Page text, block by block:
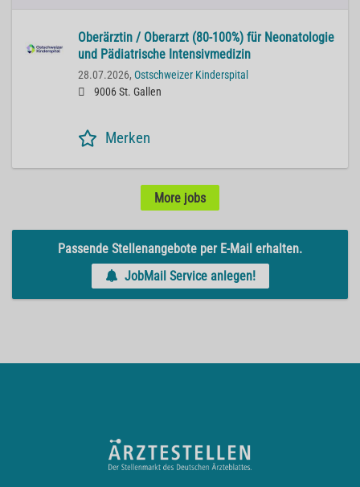
Oberärztin / Oberarzt (80-100%) für Neonatologie
und Pädiatrische Intensivmedizin
28.07.2026, Ostschweizer Kinderspital
9006 St. Gallen
Merken
More jobs
Passende Stellenangebote per E-Mail erhalten.
JobMail Service anlegen!